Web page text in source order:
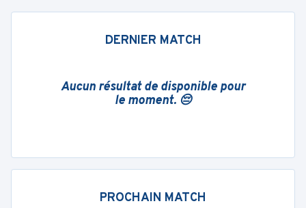
DERNIER MATCH
Aucun résultat de disponible pour
le moment. 😔
PROCHAIN MATCH